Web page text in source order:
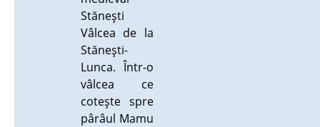
Stăneşti
Vâlcea de la
Stăneşti-
Lunca. Într-o
vâlcea ce
coteşte spre
pârâul Mamu